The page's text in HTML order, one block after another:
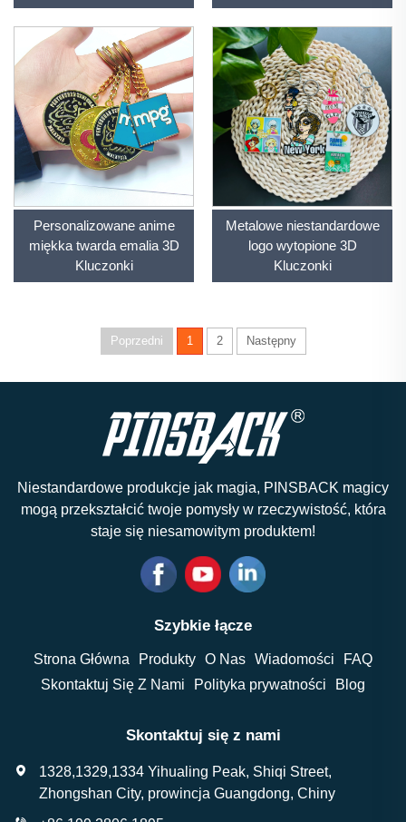
Personalizowane anime
miękka twarda emalia 3D
Kluczonki
Metalowe niestandardowe
logo wytopione 3D
Kluczonki
Poprzedni 1 2 Następny
Niestandardowe produkcje jak magia, PINSBACK magicy
mogą przekształcić twoje pomysły w rzeczywistość, która
staje się niesamowitym produktem!
Szybkie łącze
Strona Główna Produkty O Nas Wiadomości
FAQ
Skontaktuj Się Z Nami
Polityka prywatności Blog
Skontaktuj się z nami
1328,1329,1334 Yihualing Peak, Shiqi Street,
Zhongshan City, prowincja Guangdong, Chiny